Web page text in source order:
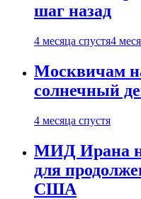
шаг назад
4 месяца спустя4
Москвичам
солнечный
4 месяца спустя
МИД Ирана
для
США